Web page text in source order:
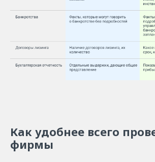
Как удобнее всего
фирмы